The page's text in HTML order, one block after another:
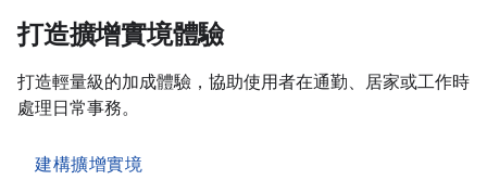
打造擴增實境體驗
打造輕量級的加成體驗，協助使用者在通勤、居家或工作時
處理日常事務。
建構擴增實境